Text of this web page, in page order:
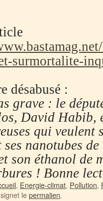
surmortalite-
désabusé :
grave : le
David Habib,
qui veulent
ses nanotubes
son éthanol de
! Bonne
, Energie-climat, Pollution,
lepermalien.